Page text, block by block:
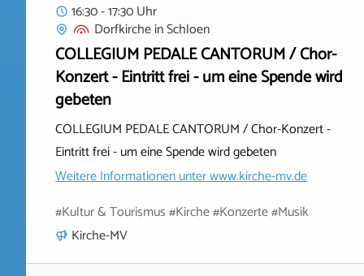
16:30 - 17:30 Uhr
DorfkircheinSchloen
COLLEGIUM PEDALE CANTORUM / Chor-
Konzert - Eintritt frei - um eine Spende wird
gebeten
COLLEGIUM PEDALE CANTORUM / Chor-Konzert -
Eintritt frei - um eine Spende wird gebeten
Weitere Informationen unterwww.kirche-mv.de
#Kultur & Tourismus #Kirche #Konzerte #Musik
Kirche-MV